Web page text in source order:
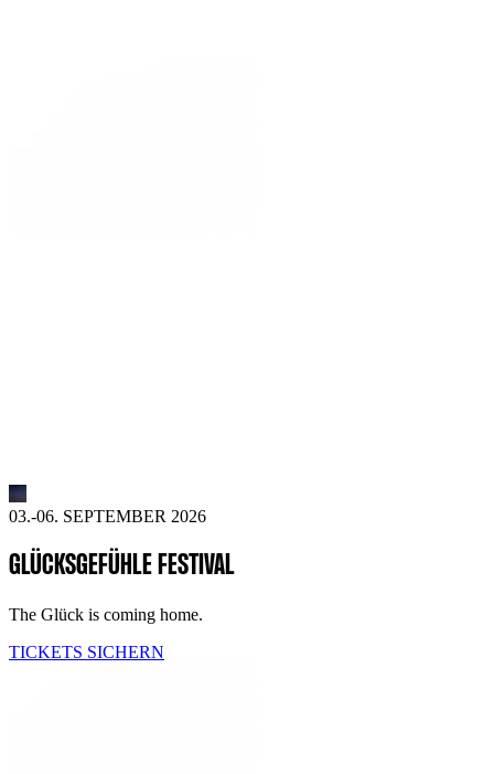
03.-06. SEPTEMBER 2026
GLÜCKSGEFÜHLE FESTIVAL
The Glück is coming home.
TICKETS SICHERN